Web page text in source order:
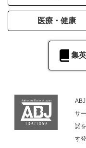
医療・健康
集
サ
諾
す